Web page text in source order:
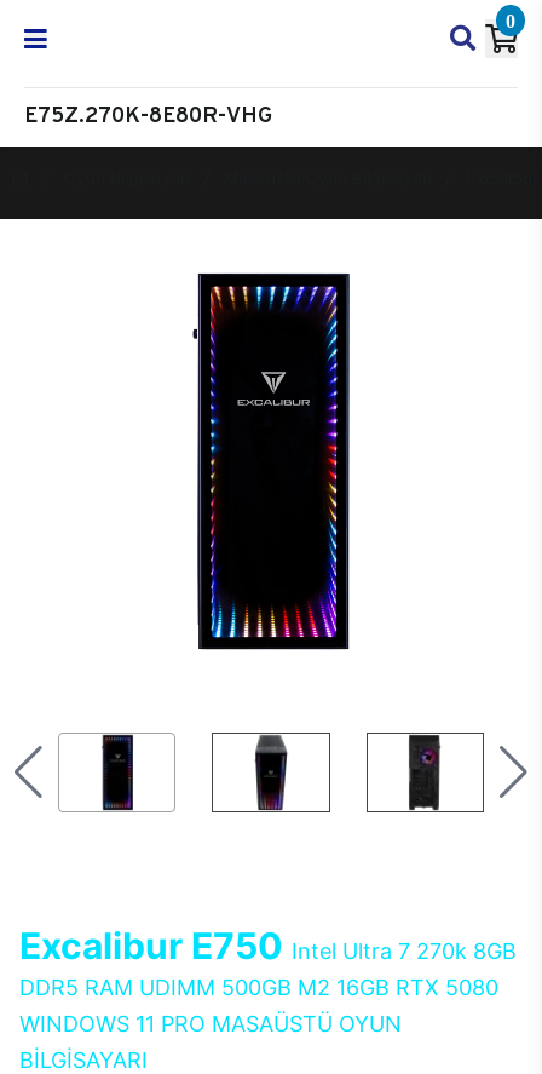
0
E75Z.270K-8E80R-VHG
Excalibur E750 Intel Ultra 7 270k 8GB
DDR5 RAM UDIMM 500GB M2 16GB RTX 5080
WINDOWS 11 PRO MASAÜSTÜ OYUN
BİLGİSAYARI